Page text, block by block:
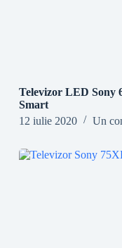
Televizor LED Sony
Smart
12 iulie 2020
Un